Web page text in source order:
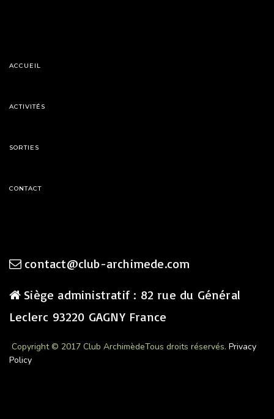
ACCUEIL
ACTIVITÉS
SORTIES
CONTACT
contact@club-archimede.com
Siège administratif : 82 rue du Général
Leclerc 93220 GAGNY France
Copyright © 2017 Club ArchimèdeTous droits réservés. Privacy
Policy